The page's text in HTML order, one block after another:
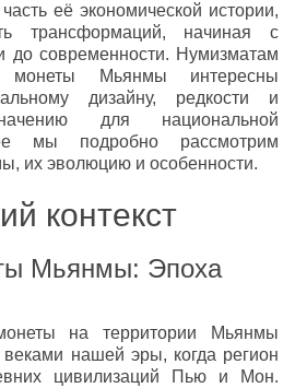
её экономической истории,
трансформаций, начиная с
до современности. Нумизматам
монеты Мьянмы интересны
дизайну, редкости и
для национальной
мы подробно рассмотрим
их эволюцию и особенности.
контекст
Мьянмы: Эпоха
на территории Мьянмы
нашей эры, когда регион
цивилизаций Пью и Мон.